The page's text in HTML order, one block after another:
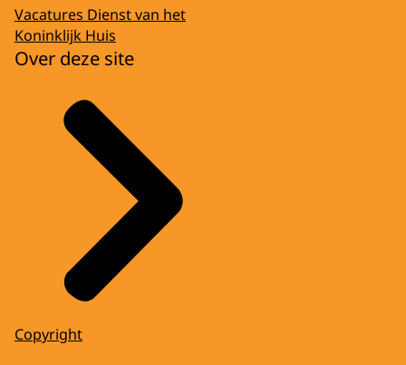
Vacatures Dienst van het
Koninklijk Huis
Over deze site
Copyright